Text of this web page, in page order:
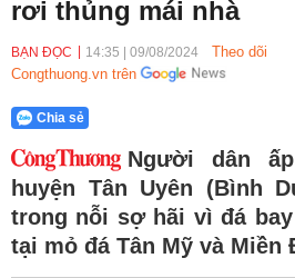
rơi thủng mái nhà
BẠN ĐỌC 14:35 09/08/2024
Theo dõi
Congthuong.vn trên
Chia sẻ
Người dân
huyện Tân Uyên (Bình
trong nỗi sợ hãi vì đá
tại mỏ đá Tân Mỹ và Miền